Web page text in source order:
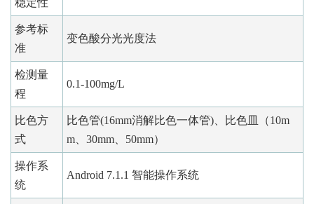
参考标
准
变色酸分光光度法
检测量
程
0.1-100mg/L
比色方
式
比色管(16mm消解比色一体管)、比色皿（10m
m、30mm、50mm）
操作系
统
Android 7.1.1 智能操作系统